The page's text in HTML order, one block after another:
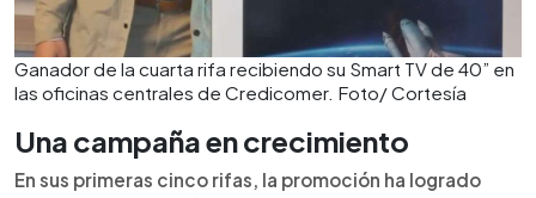
Ganador de la cuarta rifa recibiendo su Smart TV de 40” en
las oficinas centrales de Credicomer. Foto/ Cortesía
Una campaña en crecimiento
En sus primeras cinco rifas, la promoción ha logrado